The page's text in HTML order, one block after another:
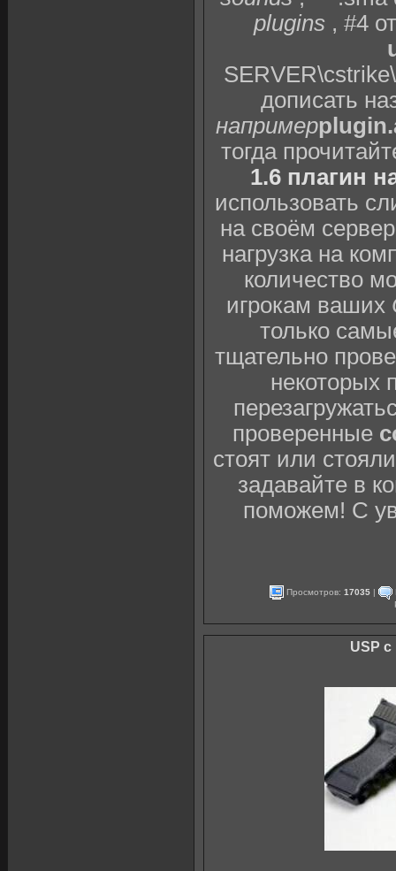
plugins, #4
дописать
например
тогда
1.6 плагин
использовать
на своём
нагрузка на
количество
игрокам ваших
только
тщательно
некоторых
проверенные
стоят или
задавайте в
поможем! С
Просмотров: 17035 |
USP